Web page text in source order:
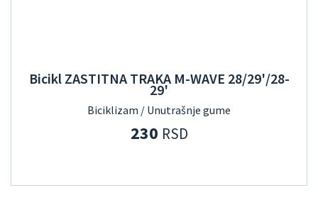
Bicikl ZASTITNA TRAKA M-WAVE 28/29'/28-
29'
Biciklizam / Unutrašnje gume
230 RSD